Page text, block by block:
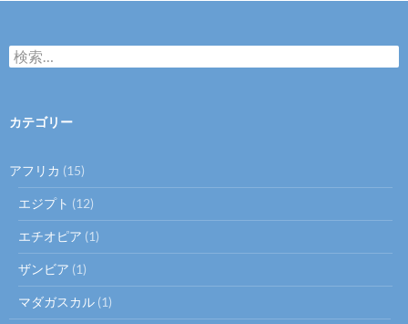
検
索:
カテゴリー
アフリカ (15)
エジプト (12)
エチオピア (1)
ザンビア (1)
マダガスカル (1)